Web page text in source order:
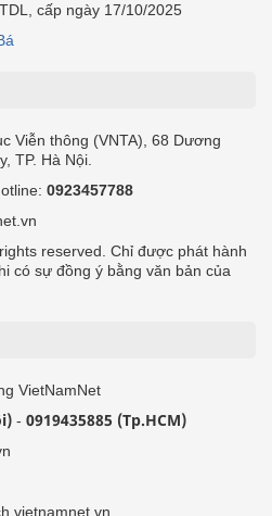
cấp ngày 17/10/2025
Viễn thông (VNTA), 68 Dương
TP. Hà Nội.
0923457788
reserved. Chỉ được phát hành
có sự đồng ý bằng văn bản của
VietNamNet
- 0919435885 (Tp.HCM)